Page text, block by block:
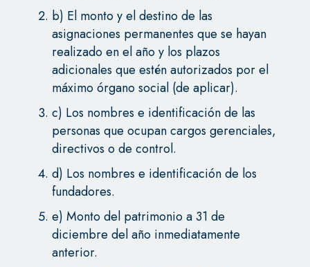
b) El monto y el destino de las
asignaciones permanentes que se hayan
realizado en el año y los plazos
adicionales que estén autorizados por el
máximo órgano social (de aplicar).
c) Los nombres e identificación de las
personas que ocupan cargos gerenciales,
directivos o de control.
d) Los nombres e identificación de los
fundadores.
e) Monto del patrimonio a 31 de
diciembre del año inmediatamente
anterior.